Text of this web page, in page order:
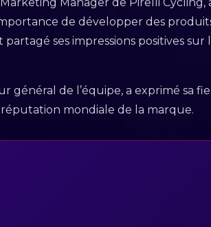
Manager de Pirelli
de développer des
ses impressions positives sur
général de l’équipe, a exprimé sa
mondiale de la marque.